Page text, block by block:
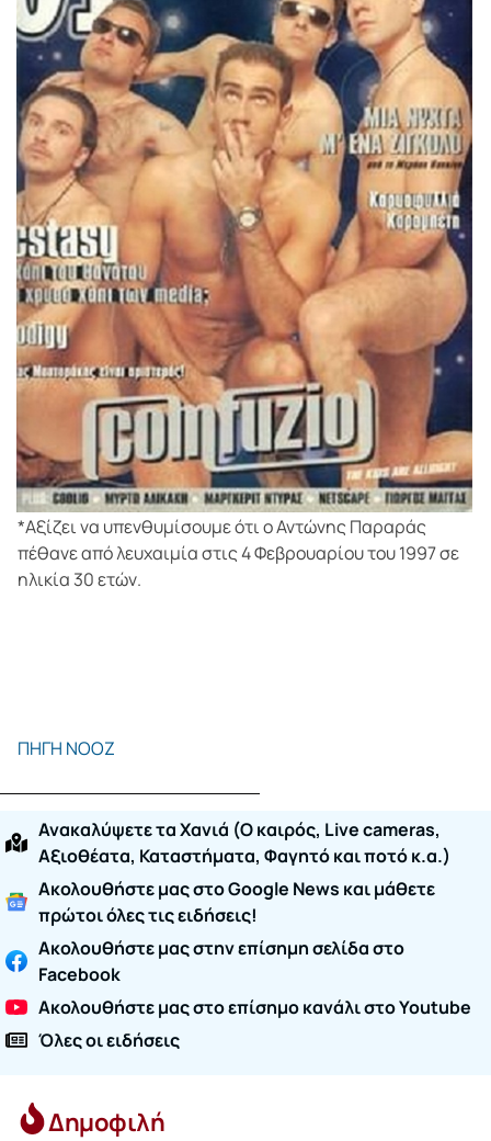
*Αξίζει να υπενθυμίσουμε ότι ο Αντώνης Παραράς
πέθανε από λευχαιμία στις 4 Φεβρουαρίου του 1997 σε
ηλικία 30 ετών.
ΠΗΓΗ ΝΟΟΖ
Ανακαλύψετε τα Χανιά (O καιρός, Live cameras,
Αξιοθέατα, Καταστήματα, Φαγητό και ποτό κ.α.)
Ακολουθήστε μας στο Google News και μάθετε
πρώτοι όλες τις ειδήσεις!
Ακολουθήστε μας στην επίσημη σελίδα στο
Facebook
Ακολουθήστε μας στο επίσημο κανάλι στο Youtube
Όλες οι ειδήσεις
Δημοφιλή